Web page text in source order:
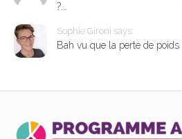
?...
Sophie Gironi says:
Bah vu que la perte de poids